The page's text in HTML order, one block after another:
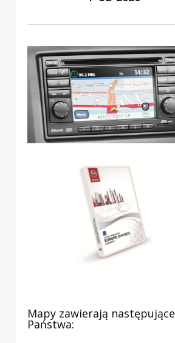
Mapy zawierają następujące
Państwa: